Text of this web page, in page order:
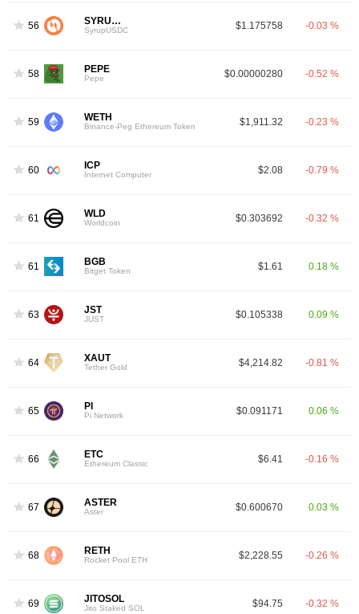
56 SYRUPUSDC
SyrupUSDC $1.175758 -0.03 %
58 PEPE
Pepe $0.00000280 -0.52 %
59 WETH
Binance-Peg Ethereum Token $1,911.32 -0.23 %
60 ICP
Internet Computer $2.08 -0.79 %
61 WLD
Worldcoin $0.303692 -0.32 %
61 BGB
Bitget Token $1.61 0.18 %
63 JST
JUST $0.105338 0.09 %
64 XAUT
Tether Gold $4,214.82 -0.81 %
65 PI
Pi Network $0.091171 0.06 %
66 ETC
Ethereum Classic $6.41 -0.16 %
67 ASTER
Aster $0.600670 0.03 %
68 RETH
Rocket Pool ETH $2,228.55 -0.26 %
69 JITOSOL
Jito Staked SOL $94.75 -0.32 %